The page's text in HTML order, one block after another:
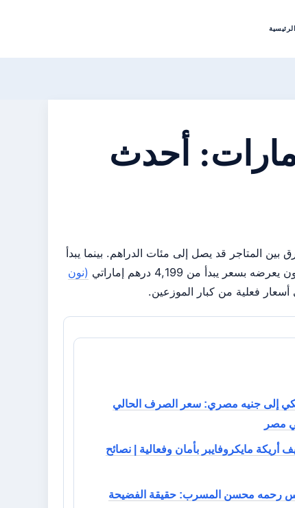
الرئيسية
في الإمارات: أحدث
لكن الفارق بين المتاجر قد يصل إلى مئات الدراهم. بينما يبدأ
بسعر يبدأ من 4,199 درهم إماراتي
(نون
فعلية من كبار الموزعين.
إلى جنيه مصري: سعر الصرف الحالي
مصر
أريكة مايكروفايبر بأمان وفعالية | نصائح
رحمه محسن المسرب: حقيقة الفضيحة